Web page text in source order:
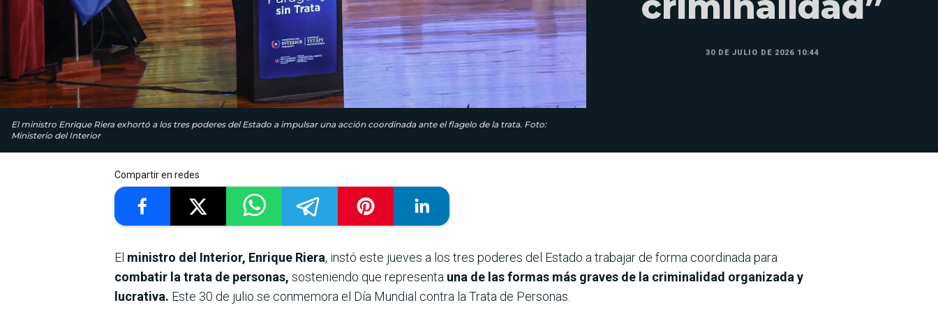
El ministro Enrique Riera exhortó a los tres poderes del Estado a impulsar una acción coordinada ante el flagelo de la trata. Foto:
Ministerio del Interior
30 DE JULIO DE 2026 10:44
Compartir en redes
El ministro del Interior, Enrique Riera, instó este jueves a los tres poderes del Estado a trabajar de forma coordinada para
combatir la trata de personas, sosteniendo que representa una de las formas más graves de la criminalidad organizada y
lucrativa. Este 30 de julio se conmemora el Día Mundial contra la Trata de Personas.